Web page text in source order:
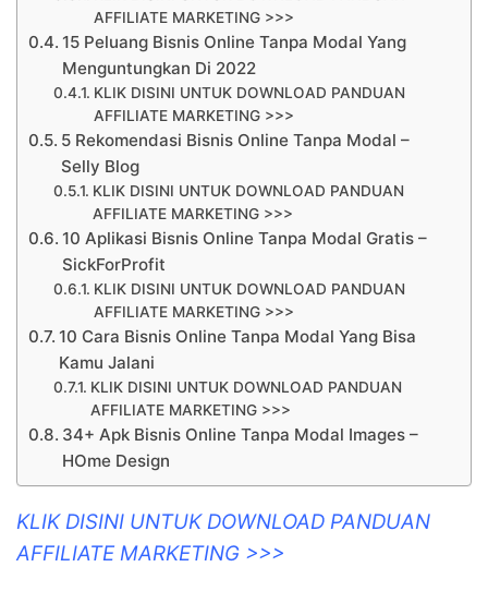
AFFILIATE MARKETING >>>
15 Peluang Bisnis Online Tanpa Modal Yang
Menguntungkan Di 2022
KLIK DISINI UNTUK DOWNLOAD PANDUAN
AFFILIATE MARKETING >>>
5 Rekomendasi Bisnis Online Tanpa Modal –
Selly Blog
KLIK DISINI UNTUK DOWNLOAD PANDUAN
AFFILIATE MARKETING >>>
10 Aplikasi Bisnis Online Tanpa Modal Gratis –
SickForProfit
KLIK DISINI UNTUK DOWNLOAD PANDUAN
AFFILIATE MARKETING >>>
10 Cara Bisnis Online Tanpa Modal Yang Bisa
Kamu Jalani
KLIK DISINI UNTUK DOWNLOAD PANDUAN
AFFILIATE MARKETING >>>
34+ Apk Bisnis Online Tanpa Modal Images –
HOme Design
KLIK DISINI UNTUK DOWNLOAD PANDUAN
AFFILIATE MARKETING >>>